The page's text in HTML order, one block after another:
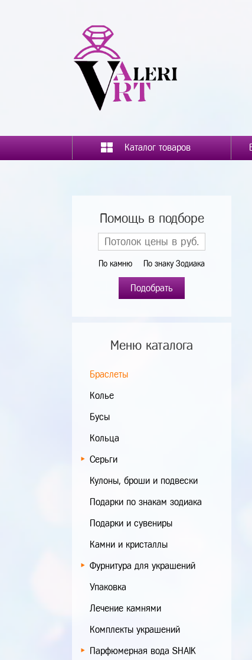
Каталог товаров
Помощь в подборе
По камню По знаку Зодиака
Подобрать
Меню каталога
Браслеты
Колье
Бусы
Кольца
Серьги
Кулоны, броши и подвески
Подарки по знакам зодиака
Подарки и сувениры
Камни и кристаллы
Фурнитура для украшений
Упаковка
Лечение камнями
Комплекты украшений
Парфюмерная вода SHAIK